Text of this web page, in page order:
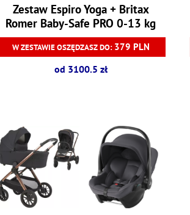
Zestaw Espiro Yoga + Britax
Romer Baby-Safe PRO 0-13 kg
W ZESTAWIE OSZĘDZASZ DO: 379 PLN
od 3100.5 zł